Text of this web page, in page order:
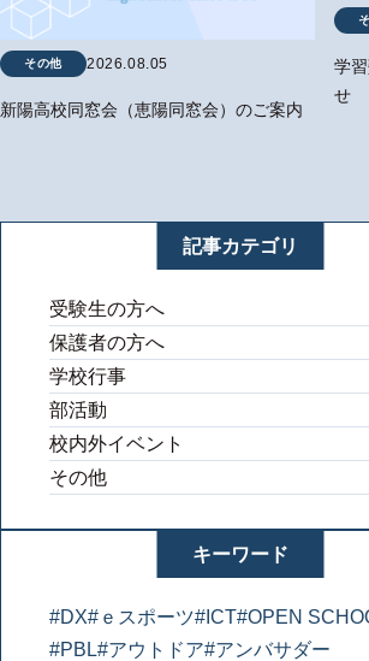
記事カテゴリ
受験生の方へ
保護者の方へ
学校行事
部活動
校内外イベント
その他
キーワード
#DX#ｅスポーツ#ICT#OPEN
#PBL#アウトドア#アンバサダー
その他 2026.08.05
新陽高校同窓会（恵陽同窓会）のご案内
学
せ